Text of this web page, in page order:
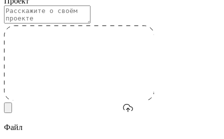
Файл